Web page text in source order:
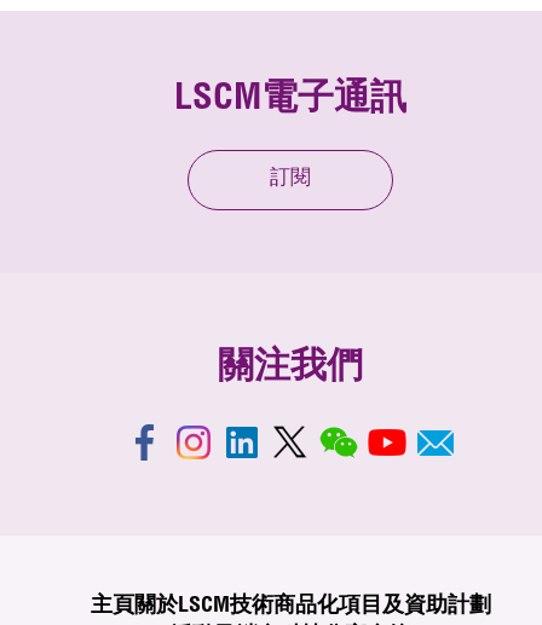
LSCM電子通訊
訂閱
關注我們
主頁 關於LSCM技術商品化項目及資助計劃